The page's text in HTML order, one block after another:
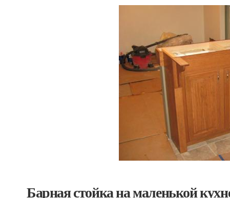
Барная стойка на маленькой